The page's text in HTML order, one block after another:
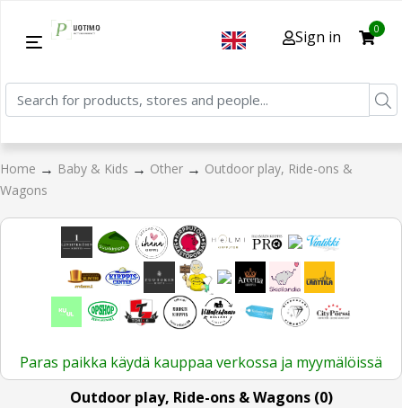
Sign in 0
Home → Baby & Kids → Other → Outdoor play, Ride-ons &
Wagons
Paras paikka käydä kauppaa verkossa ja myymälöissä
Outdoor play, Ride-ons & Wagons (0)